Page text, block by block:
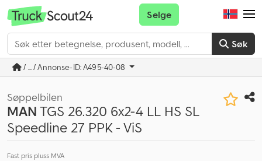
Søk
Selge
/ ... / Annonse-ID: A495-40-08
Søppelbilen
MANTGS 26.320 6x2-4 LL HS SL
Speedline 27 PPK - ViS
Fast pris pluss MVA